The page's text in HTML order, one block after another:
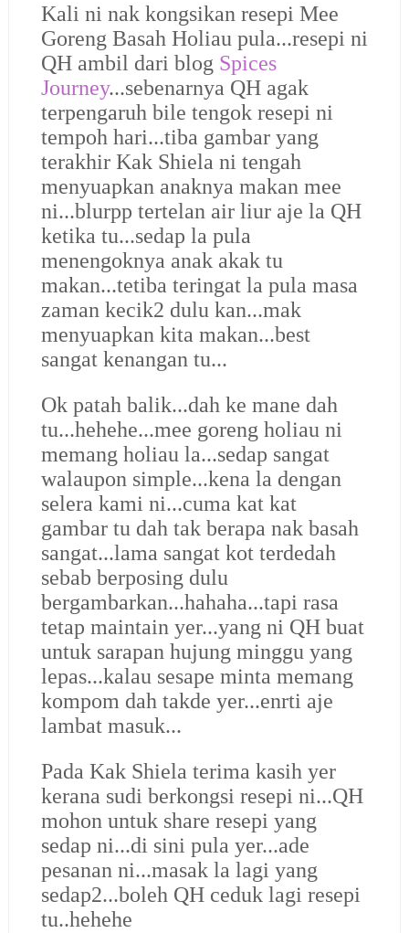
Kali ni nak kongsikan resepi Mee
Goreng Basah Holiau pula...resepi ni
QH ambil dari blog Spices
Journey...sebenarnya QH agak
terpengaruh bile tengok resepi ni
tempoh hari...tiba gambar yang
terakhir Kak Shiela ni tengah
menyuapkan anaknya makan mee
ni...blurpp tertelan air liur aje la QH
ketika tu...sedap la pula
menengoknya anak akak tu
makan...tetiba teringat la pula masa
zaman kecik2 dulu kan...mak
menyuapkan kita makan...best
sangat kenangan tu...
Ok patah balik...dah ke mane dah
tu...hehehe...mee goreng holiau ni
memang holiau la...sedap sangat
walaupon simple...kena la dengan
selera kami ni...cuma kat kat
gambar tu dah tak berapa nak basah
sangat...lama sangat kot terdedah
sebab berposing dulu
bergambarkan...hahaha...tapi rasa
tetap maintain yer...yang ni QH buat
untuk sarapan hujung minggu yang
lepas...kalau sesape minta memang
kompom dah takde yer...enrti aje
lambat masuk...
Pada Kak Shiela terima kasih yer
kerana sudi berkongsi resepi ni...QH
mohon untuk share resepi yang
sedap ni...di sini pula yer...ade
pesanan ni...masak la lagi yang
sedap2...boleh QH ceduk lagi resepi
tu..hehehe